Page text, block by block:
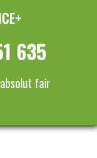
635
fair